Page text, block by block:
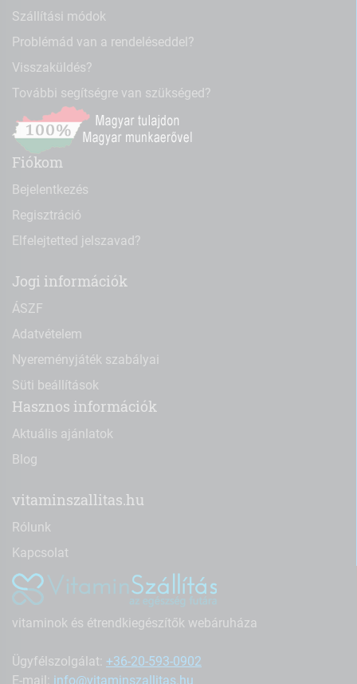
Szállítási módok
Problémád van a rendeléseddel?
Visszaküldés?
További segítségre van szükséged?
Fiókom
Bejelentkezés
Regisztráció
Elfelejtetted jelszavad?
Jogi információk
ÁSZF
Adatvételem
Nyereményjáték szabályai
Süti beállítások
Hasznos információk
Aktuális ajánlatok
Blog
vitaminszallitas.hu
Rólunk
Kapcsolat
vitaminok és étrendkiegészítők webáruháza
Ügyfélszolgálat: +36-20-593-0902
E-mail: info@vitaminszallitas.hu